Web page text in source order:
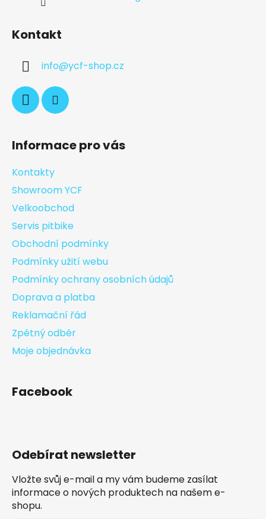
Kontakt
info@ycf-shop.cz
Informace pro vás
Kontakty
Showroom YCF
Velkoobchod
Servis pitbike
Obchodní podmínky
Podmínky užití webu
Podmínky ochrany osobních údajů
Doprava a platba
Reklamační řád
Zpětný odběr
Moje objednávka
Facebook
Odebírat newsletter
Vložte svůj e-mail a my vám budeme zasílat
informace o nových produktech na našem e-
shopu.